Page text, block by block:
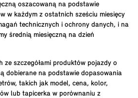
oszacowaną na podstawie
w każdym z ostatnich sześciu miesięcy
technicznych i ochrony danych, i na
średnią miesięczną na dzień
ze szczegółami produktów pojazdy o
dobierane na podstawie dopasowania
takich jak model, cena, kolor,
lub tapicerka w porównaniu z